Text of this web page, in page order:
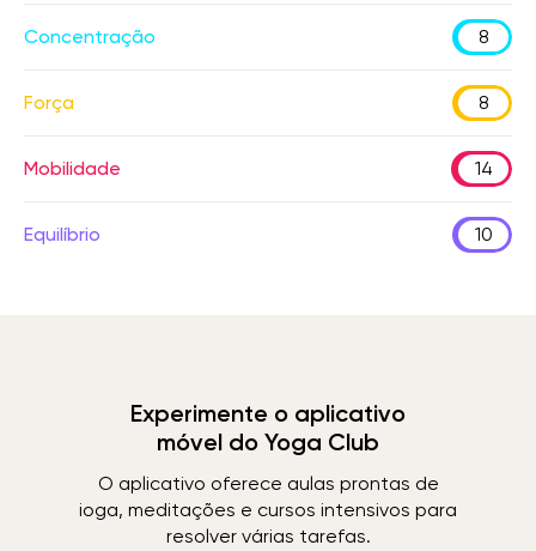
Concentração 8
Força 8
Mobilidade 14
Equilíbrio 10
Experimente o aplicativo
móvel do Yoga Club
O aplicativo oferece aulas prontas de
ioga, meditações e cursos intensivos para
resolver várias tarefas.